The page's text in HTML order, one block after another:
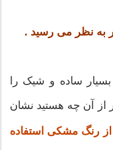
به نظر می رسید .
ساده و شیک را
از آن چه هستید نشان
رنگ مشکی استفاده